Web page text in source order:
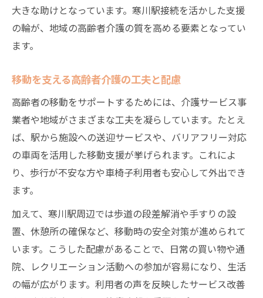
大きな助けとなっています。寒川駅接続を活かした支援
の輪が、地域の高齢者介護の質を高める要素となってい
ます。
移動を支える高齢者介護の工夫と配慮
高齢者の移動をサポートするためには、介護サービス事
業者や地域がさまざまな工夫を凝らしています。たとえ
ば、駅から施設への送迎サービスや、バリアフリー対応
の車両を活用した移動支援が挙げられます。これによ
り、歩行が不安な方や車椅子利用者も安心して外出でき
ます。
加えて、寒川駅周辺では歩道の段差解消や手すりの設
置、休憩所の確保など、移動時の安全対策が進められて
います。こうした配慮があることで、日常の買い物や通
院、レクリエーション活動への参加が容易になり、生活
の幅が広がります。利用者の声を反映したサービス改善